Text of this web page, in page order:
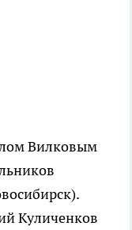
Вилковым
Куличенков